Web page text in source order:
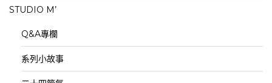
STUDIO M’
Q&A專欄
系列小故事